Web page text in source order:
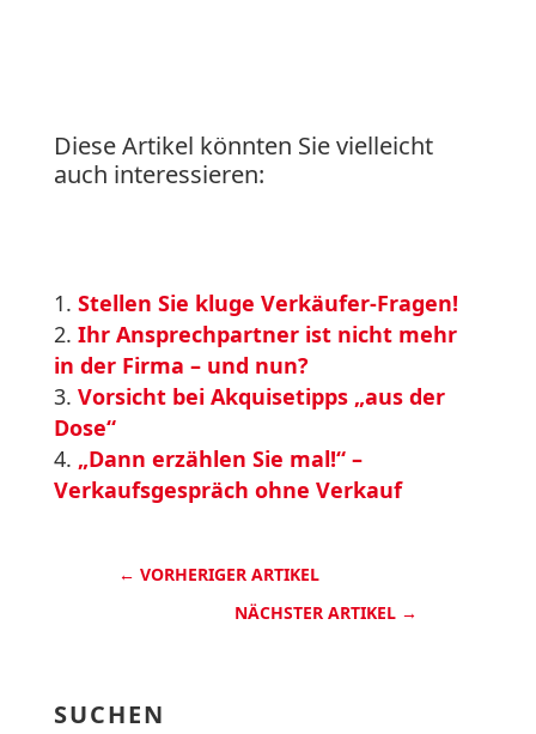
Diese Artikel könnten Sie vielleicht
auch interessieren:
Stellen Sie kluge Verkäufer-Fragen!
Ihr Ansprechpartner ist nicht mehr
in der Firma – und nun?
Vorsicht bei Akquisetipps „aus der
Dose“
„Dann erzählen Sie mal!“ –
Verkaufsgespräch ohne Verkauf
← VORHERIGER ARTIKEL
NÄCHSTER ARTIKEL →
SUCHEN